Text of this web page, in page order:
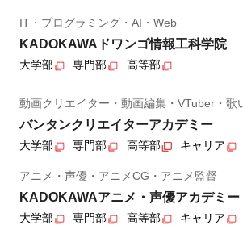
IT・プログラミング・AI・Web
KADOKAWAドワンゴ情報工科学院
大学部 専門部 高等部
動画クリエイター・動画編集・VTuber・歌
バンタンクリエイターアカデミー
大学部 専門部 高等部 キャリア
アニメ・声優・アニメCG・アニメ監督
KADOKAWAアニメ・声優アカデミー
大学部 専門部 高等部 キャリア